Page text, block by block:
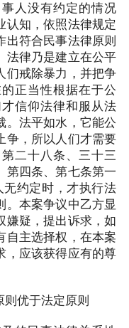
人没有约定的情况
认知，依照法律规定
出符合民事法律原则
法律乃是建立在公平
们戒除暴力，并把争
正当性根据在于公
信仰法律和服从法
。法平如水，它能公
争，所以人们才需要
二十八条、三十三
第四条、第七条第一
约定时，才执行法
。本案争议中乙方显
嫌疑，提出诉求，如
自主选择权，在本案
，应该获得应有的尊
优于法定原则